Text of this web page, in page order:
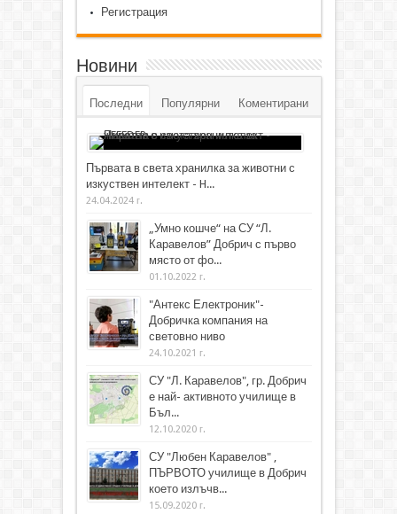
Регистрация
Новини
Последни Популярни Коментирани
Първата в света хранилка за животни с
изкуствен интелект - H...
24.04.2024 г.
„Умно кошче“ на СУ “Л.
Каравелов” Добрич с първо
място от фо...
01.10.2022 г.
"Антекс Електроник"-
Добричка компания на
световно ниво
24.10.2021 г.
СУ "Л. Каравелов", гр. Добрич
е най- активното училище в
Бъл...
12.10.2020 г.
СУ "Любен Каравелов" ,
ПЪРВОТО училище в Добрич
което излъчв...
15.09.2020 г.